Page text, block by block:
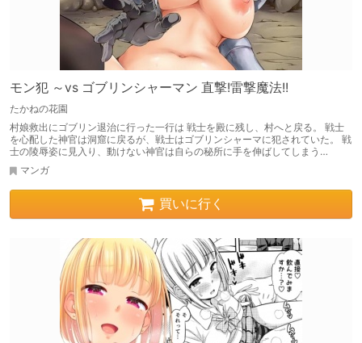
モン犯 ～vs ゴブリンシャーマン 直撃!雷撃魔法!!
たかねの花園
村娘救出にゴブリン退治に行った一行は 戦士を殿に残し、村へと戻る。 戦士
を心配した神官は洞窟に戻るが、戦士はゴブリンシャーマに犯されていた。 戦
士の陵辱姿に見入り、動けない神官は自らの秘所に手を伸ばしてしまう…
マンガ
買いに行く